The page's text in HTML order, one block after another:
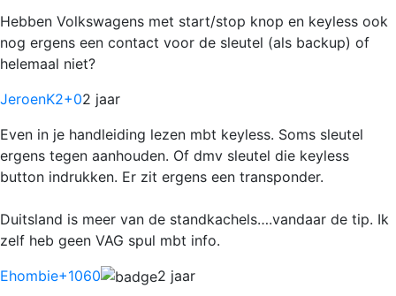
Hebben Volkswagens met start/stop knop en keyless ook
nog ergens een contact voor de sleutel (als backup) of
helemaal niet?
JeroenK2+02 jaar
Even in je handleiding lezen mbt keyless. Soms sleutel
ergens tegen aanhouden. Of dmv sleutel die keyless
button indrukken. Er zit ergens een transponder.
Duitsland is meer van de standkachels….vandaar de tip. Ik
zelf heb geen VAG spul mbt info.
Ehombie+1060
2 jaar